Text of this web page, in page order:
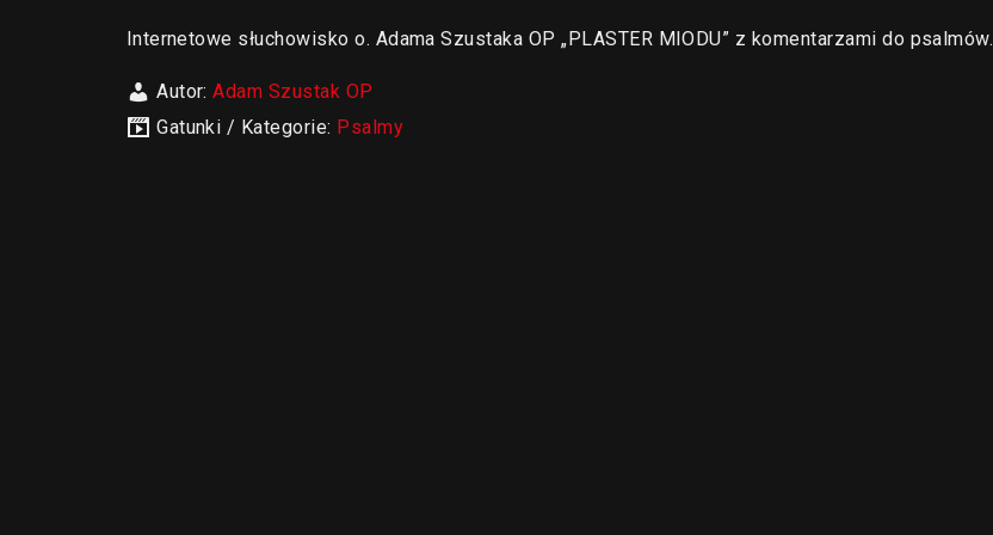
Internetowe słuchowisko o. Adama Szustaka OP „PLASTER MIODU” z komentarzami do psalmów.
Autor:Adam Szustak OP
Gatunki / Kategorie: Psalmy